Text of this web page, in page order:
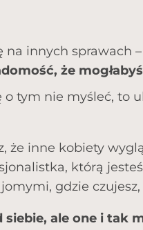
na innych sprawach
że
o tym nie myśleć, to
że inne kobiety
którą
gdzie
ale one i tak